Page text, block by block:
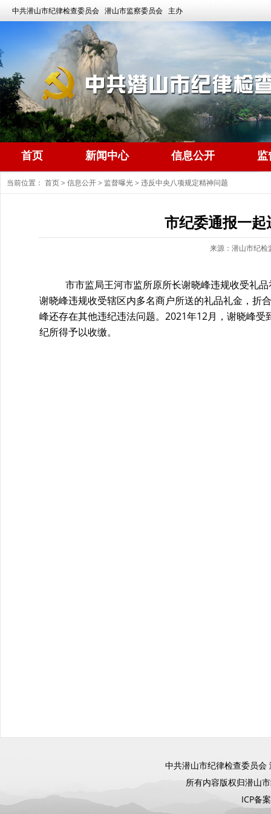
中共潜山市纪律检查委员会 潜山市监察委员会 主办
首页 新闻中心 信息公开 监
当前位置： 首页> 信息公开> 监督曝光> 违反中央八项规定精神问题
市纪委通报一
来源：潜山市纪检
市市监局王河市监所原所长谢晓峰违规收受礼
谢晓峰违规收受辖区内多名商户所送的礼品礼金，折
峰还存在其他违纪违法问题。2021年12月，谢晓峰
纪所得予以收缴。
中共潜山市纪律检查委员
所有内容版权归潜山
ICP备